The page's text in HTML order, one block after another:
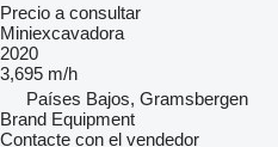
Precio a consultar
Miniexcavadora
2020
3,695 m/h
Países Bajos, Gramsbergen
Brand Equipment
Contacte con el vendedor